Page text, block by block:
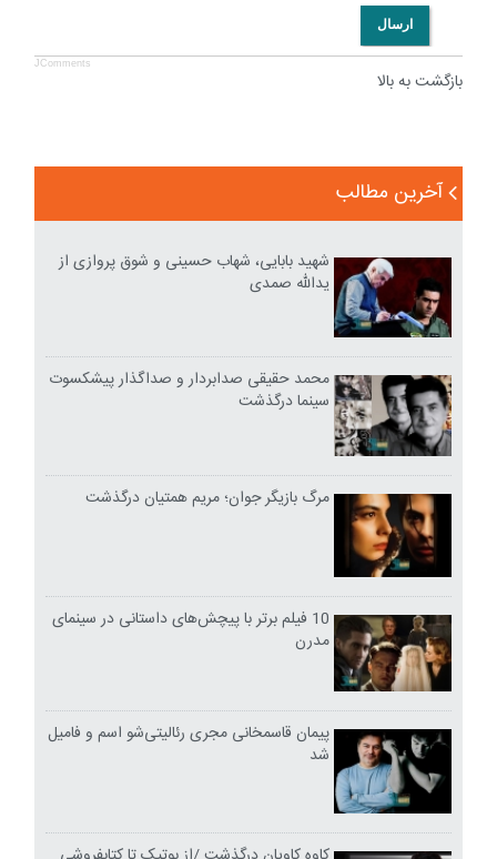
ارسال
JComments
بازگشت به بالا
آخرین مطالب
شهید بابایی، شهاب حسینی و شوق پروازی از
یدالله صمدی
محمد حقیقی صدابردار و صداگذار پیشکسوت
سینما درگذشت
مرگ بازیگر جوان؛ مریم همتیان درگذشت
10 فیلم برتر با پیچش‌های داستانی در سینمای
مدرن
پیمان قاسمخانی مجری رئالیتی‌شو اسم و فامیل
شد